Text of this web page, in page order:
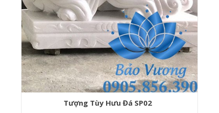
Tượng Tùy Hưu Đá SP02